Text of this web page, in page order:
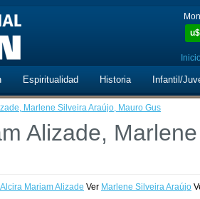
u$
Espiritualidad Historia Infantil/
Marlene Silveira Araújo, Mauro Gus
Alizade,
Alcira Mariam Alizade Ver Marlene Silveira Araújo